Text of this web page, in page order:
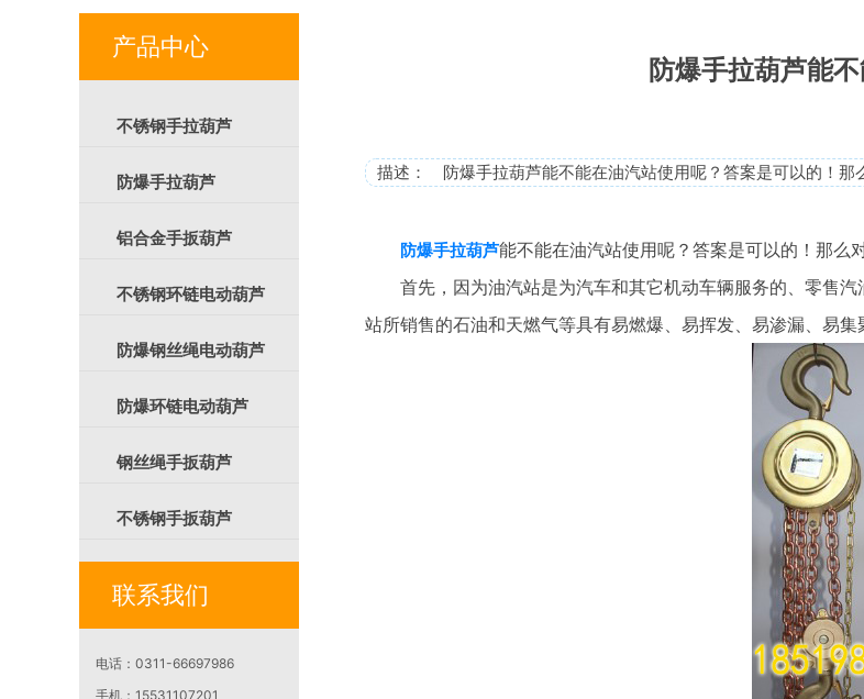
产品中心
不锈钢手拉葫芦
防爆手拉葫芦
铝合金手扳葫芦
不锈钢环链电动葫芦
防爆钢丝绳电动葫芦
防爆环链电动葫芦
钢丝绳手扳葫芦
不锈钢手扳葫芦
联系我们
电话： 0311-66697986
手机： 15531107201
防爆手拉葫芦能
描述： 防爆手拉葫芦能不能在油汽站使用呢？答案是可以的！那
防爆手拉葫芦能不能在油汽站使用呢？答案是可以的！那么
首先，因为油汽站是为汽车和其它机动车辆服务的、零售汽
站所销售的石油和天燃气等具有易燃爆、易挥发、易渗漏、易集